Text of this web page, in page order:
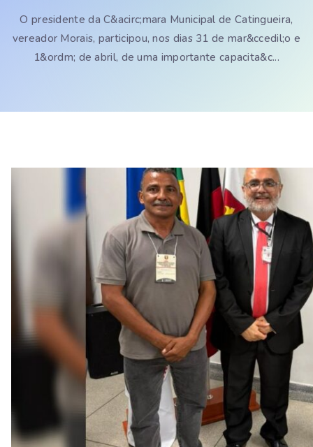
O presidente da C&acirc;mara Municipal de Catingueira,
vereador Morais, participou, nos dias 31 de mar&ccedil;o e
1&ordm; de abril, de uma importante capacita&c...